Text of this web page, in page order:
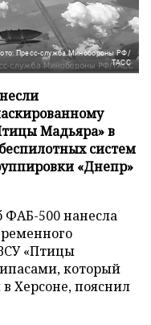
Пресс-служба Минобороны РФ/
ТАСС
Мадьяра» в
систем
«Днепр»
500 нанесла
«Птицы
который
Херсоне, пояснил